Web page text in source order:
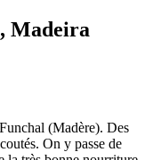
Madeira
(Madère). Des
On y passe de